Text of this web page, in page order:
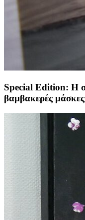
Special Edition: Η
βαμβακερές